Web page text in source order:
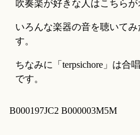
吹奏楽が好きな人はこちらが
いろんな楽器の音を聴いて
す。
ちなみに「terpsichore」は合
です。
B000197JC2 B000003M5M